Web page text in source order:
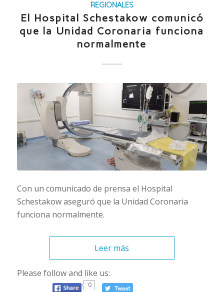
REGIONALES
El Hospital Schestakow comunicó
que la Unidad Coronaria funciona
normalmente
Con un comunicado de prensa el Hospital
Schestakow aseguró que la Unidad Coronaria
funciona normalmente.
Leer más
Please follow and like us:
0